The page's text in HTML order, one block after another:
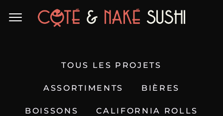
TOUS LES PROJETS
ASSORTIMENTS BIÈRES
BOISSONS CALIFORNIA ROLLS